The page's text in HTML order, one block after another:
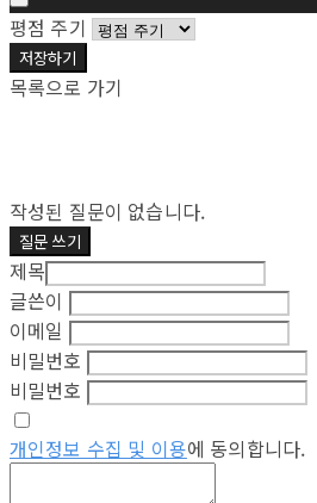
평점 주기
저장하기
목록으로 가기
작성된 질문이 없습니다.
질문 쓰기
제목
글쓴이
이메일
비밀번호
비밀번호
개인정보 수집 및 이용에 동의합니다.